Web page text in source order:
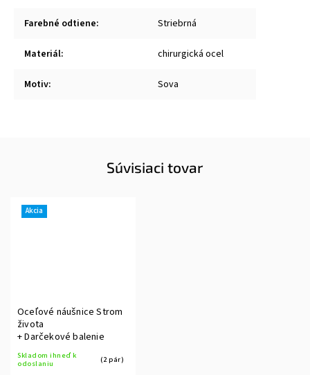
Farebné odtiene: Striebrná
Materiál: chirurgická ocel
Motiv: Sova
Súvisiaci tovar
Akcia
Oceľové náušnice Strom
života
+ Darčekové balenie
Skladom ihneď k
odoslaniu
(2 pár)